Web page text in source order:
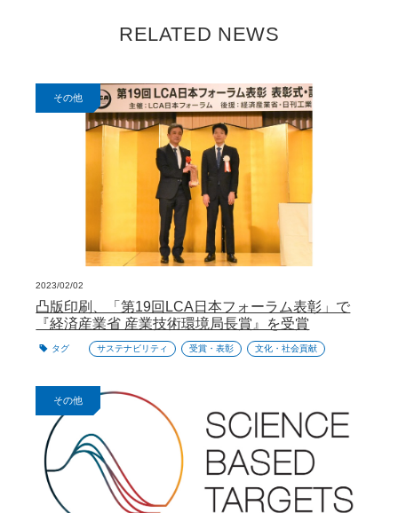
RELATED NEWS
その他
2023/02/02
凸版印刷、「第19回LCA日本フォーラム表彰」で
『経済産業省 産業技術環境局長賞』を受賞
タグ サステナビリティ 受賞・表彰 文化・社会貢献
その他